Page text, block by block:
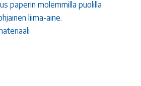
paperin molemmilla puolilla
liima-aine.